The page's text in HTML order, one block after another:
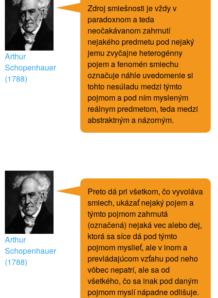
Arthur
Schopenhauer
(1788)
Zdroj smiešnosti je vždy v
paradoxnom a teda
neočakávanom zahrnutí
nejakého predmetu pod nejaký
jemu zvyčajne heterogénny
pojem a fenomén smiechu
označuje náhle uvedomenie si
tohto nesúladu medzi týmto
pojmom a pod ním mysleným
reálnym predmetom, teda medzi
abstraktným a názorným.
Arthur
Schopenhauer
(1788)
Preto dá pri všetkom, čo vyvoláva
smiech, ukázať nejaký pojem a
týmto pojmom zahrnutá
(označená) nejaká vec alebo dej,
ktorá sa síce dá pod týmto
pojmom myslieť, ale v inom a
prevládajúcom vzťahu pod neho
vôbec nepatrí, ale sa od
všetkého, čo sa inak pod daným
pojmom myslí nápadne odlišuje.